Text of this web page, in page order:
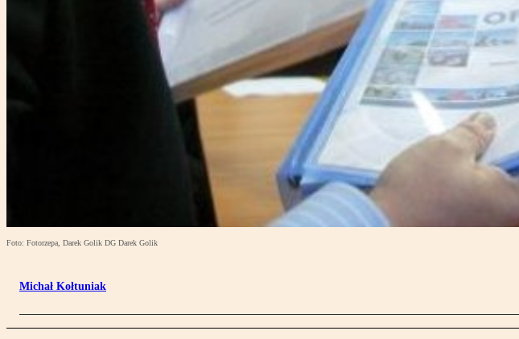
Foto: Fotorzepa, Darek Golik DG Darek Golik
Michał Kołtuniak